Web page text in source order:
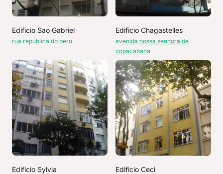
Edificio Sao Gabriel
rua república do peru
Edificio Chagastelles
avenida nossa senhora de
copacabana
Edificio Sylvia Edificio Ceci